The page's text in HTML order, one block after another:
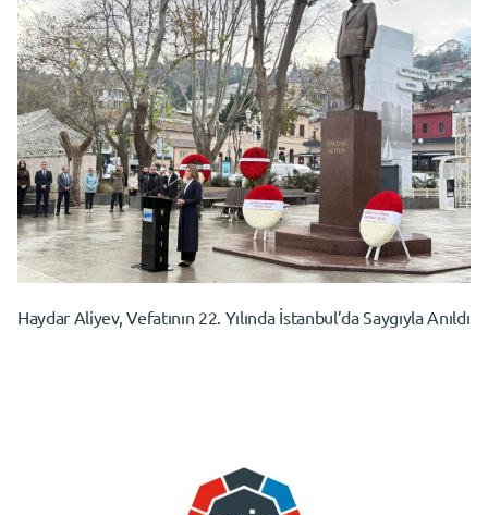
Haydar Aliyev, Vefatının 22. Yılında İstanbul’da Saygıyla Anıldı